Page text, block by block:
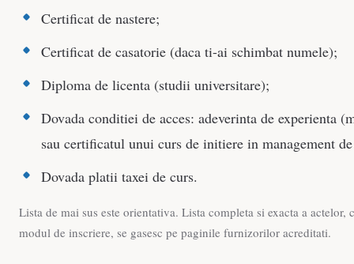
Certificat de nastere;
Certificat de casatorie (daca ti-ai schimbat numele);
Diploma de licenta (studii universitare);
Dovada conditiei de acces: adeverinta de experienta
sau certificatul unui curs de initiere in management
Dovada platii taxei de curs.
Lista de mai sus este orientativa. Lista completa si exacta a actelor,
modul de inscriere, se gasesc pe paginile furnizorilor acreditati.